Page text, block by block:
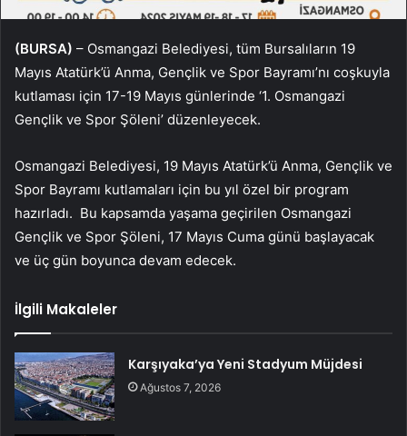
(BURSA) – Osmangazi Belediyesi, tüm Bursalıların 19
Mayıs Atatürk’ü Anma, Gençlik ve Spor Bayramı’nı coşkuyla
kutlaması için 17-19 Mayıs günlerinde ‘1. Osmangazi
Gençlik ve Spor Şöleni’ düzenleyecek.
Osmangazi Belediyesi, 19 Mayıs Atatürk’ü Anma, Gençlik ve
Spor Bayramı kutlamaları için bu yıl özel bir program
hazırladı. Bu kapsamda yaşama geçirilen Osmangazi
Gençlik ve Spor Şöleni, 17 Mayıs Cuma günü başlayacak
ve üç gün boyunca devam edecek.
İlgili Makaleler
Karşıyaka’ya Yeni Stadyum Müjdesi
Ağustos 7, 2026